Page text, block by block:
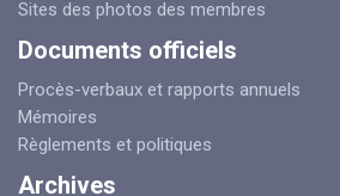
Sites des photos des membres
Documents officiels
Procès-verbaux et rapports annuels
Mémoires
Règlements et politiques
Archives